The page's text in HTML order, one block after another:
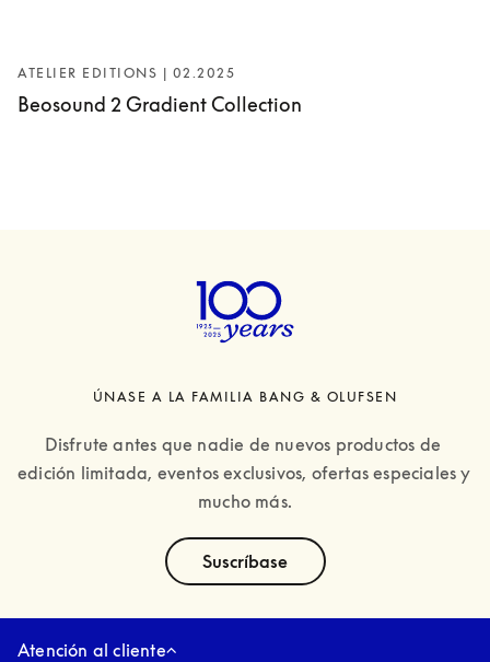
ATELIER EDITIONS | 02.2025
Beosound 2 Gradient Collection
ÚNASE A LA FAMILIA BANG & OLUFSEN
Disfrute antes que nadie de nuevos productos de
edición limitada, eventos exclusivos, ofertas especiales y
mucho más.
Suscríbase
Atención al cliente